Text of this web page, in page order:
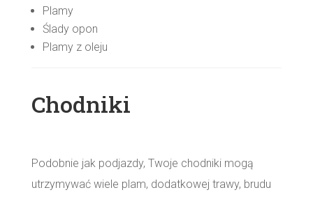
Plamy
Ślady opon
Plamy z oleju
Chodniki
Podobnie jak podjazdy, Twoje chodniki mogą
utrzymywać wiele plam, dodatkowej trawy, brudu